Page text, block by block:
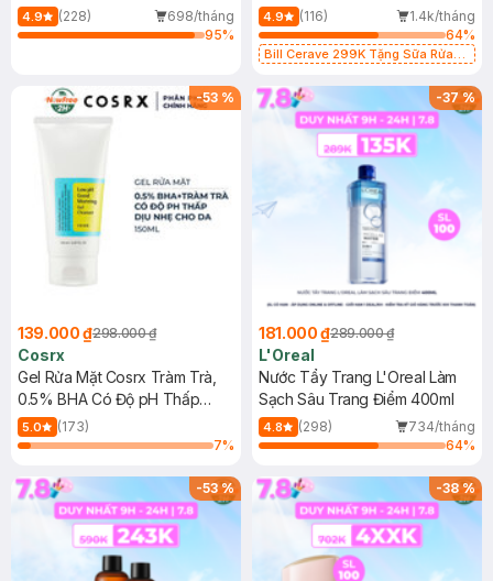
500ml
4.9 (228)
698/tháng
95%
473ml
4.9 (116)
1.4k/tháng
64%
Bill Cerave 299K Tặng Sữa Rửa
-53 %
139.000 ₫298.000 ₫
Cosrx
Gel Rửa Mặt Cosrx Tràm Trà,
0.5% BHA Có Độ pH Thấp
150ml
5.0
(173)
7%
-37%
181.000 ₫289.000 ₫
L'Oreal
Nước Tẩy Trang L'Oreal Làm
Sạch Sâu Trang Điểm 400ml
4.8 (298)
734/tháng
64%
-53% -38%